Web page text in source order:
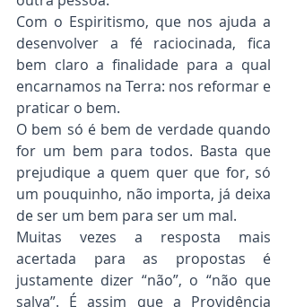
Com o Espiritismo, que nos ajuda a
desenvolver a fé raciocinada, fica
bem claro a finalidade para a qual
encarnamos na Terra: nos reformar e
praticar o bem.
O bem só é bem de verdade quando
for um bem para todos. Basta que
prejudique a quem quer que for, só
um pouquinho, não importa, já deixa
de ser um bem para ser um mal.
Muitas vezes a resposta mais
acertada para as propostas é
justamente dizer “não”, o “não que
salva”. É assim que a Providência